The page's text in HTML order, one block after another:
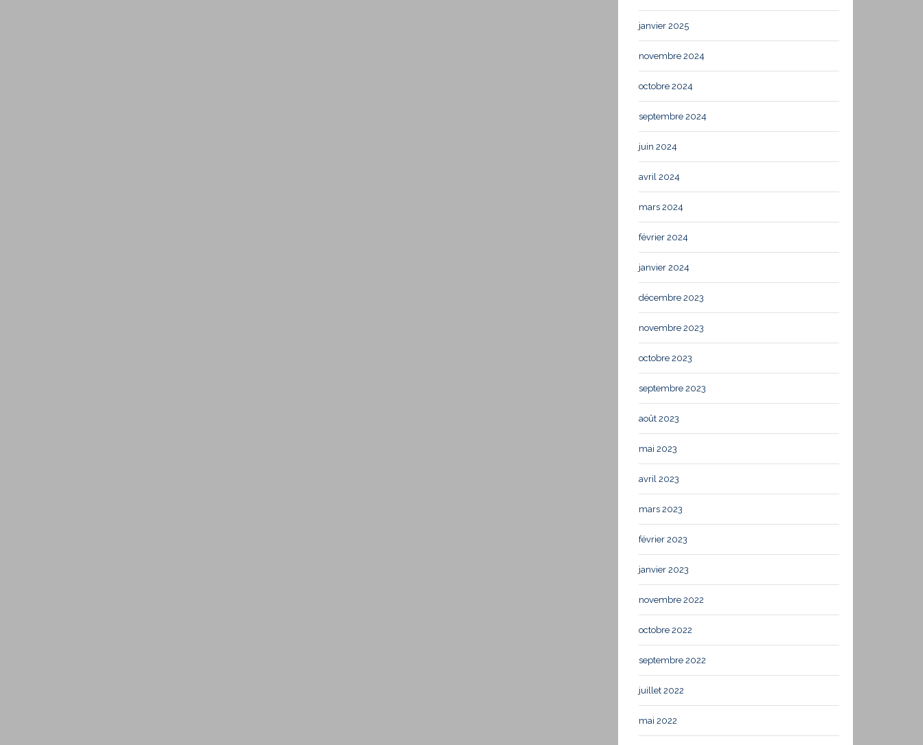
janvier 2025
novembre 2024
octobre 2024
septembre 2024
juin 2024
avril 2024
mars 2024
février 2024
janvier 2024
décembre 2023
novembre 2023
octobre 2023
septembre 2023
août 2023
mai 2023
avril 2023
mars 2023
février 2023
janvier 2023
novembre 2022
octobre 2022
septembre 2022
juillet 2022
mai 2022